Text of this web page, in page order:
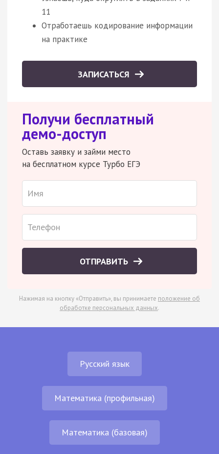
11
Отработаешь кодирование информации
на практике
ЗАПИСАТЬСЯ
Получи бесплатный
демо-доступ
Оставь заявку и займи место
на бесплатном курсе Турбо ЕГЭ
ОТПРАВИТЬ
Нажимая на кнопку «Отправить», вы принимаете положение об
обработке персональных данных.
Русский язык
Математика (профильная)
Математика (базовая)